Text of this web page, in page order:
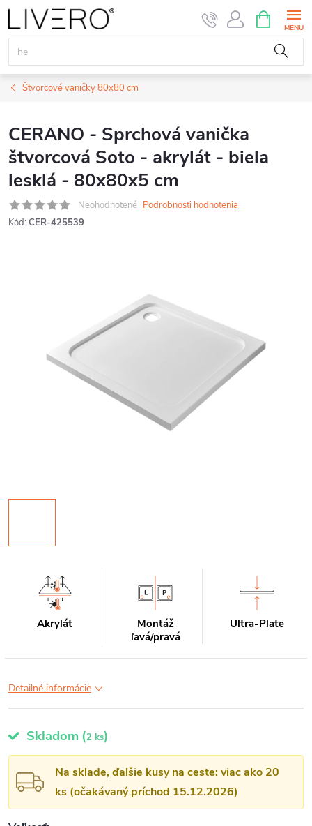
Prejsť
na
obsah
KOŠÍK
Štvorcové vaničky 80x80 cm
CERANO - Sprchová vanička
štvorcová Soto - akrylát - biela
lesklá - 80x80x5 cm
Neohodnotené Podrobnosti hodnotenia
Kód: CER-425539
Akrylát
Montáž
ľavá/pravá
Ultra-Plate
Detailné informácie
Skladom (2 ks)
Na sklade, ďalšie kusy na ceste: viac ako 20
ks (očakávaný príchod 15.12.2026)